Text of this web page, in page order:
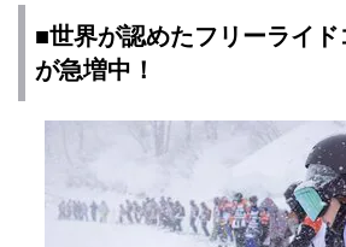
■世界が認めたフリーライ
が急増中！